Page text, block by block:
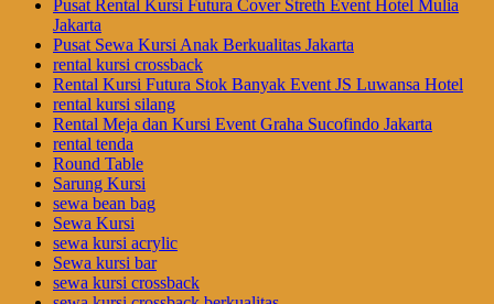
Pusat Rental Kursi Futura Cover Streth Event Hotel Mulia
Jakarta
Pusat Sewa Kursi Anak Berkualitas Jakarta
rental kursi crossback
Rental Kursi Futura Stok Banyak Event JS Luwansa Hotel
rental kursi silang
Rental Meja dan Kursi Event Graha Sucofindo Jakarta
rental tenda
Round Table
Sarung Kursi
sewa bean bag
Sewa Kursi
sewa kursi acrylic
Sewa kursi bar
sewa kursi crossback